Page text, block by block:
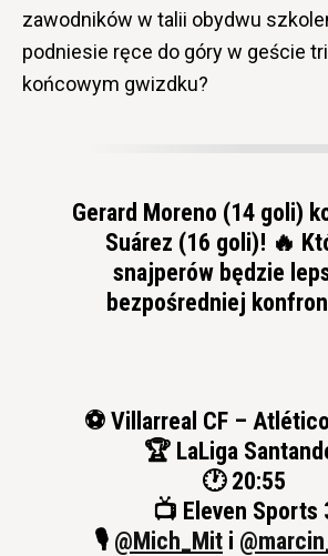
zawodników w talii obydwu
podniesie ręce do góry w geście
końcowym gwizdku?
Gerard Moreno (14 goli)
Suárez (16 goli)! 🔥
snajperów będzie
bezpośredniej
⚽️ Villarreal CF –
🏆 LaLiga
🕐 20:55
📺 Eleven Sports
🎙 @Mich_Mit i